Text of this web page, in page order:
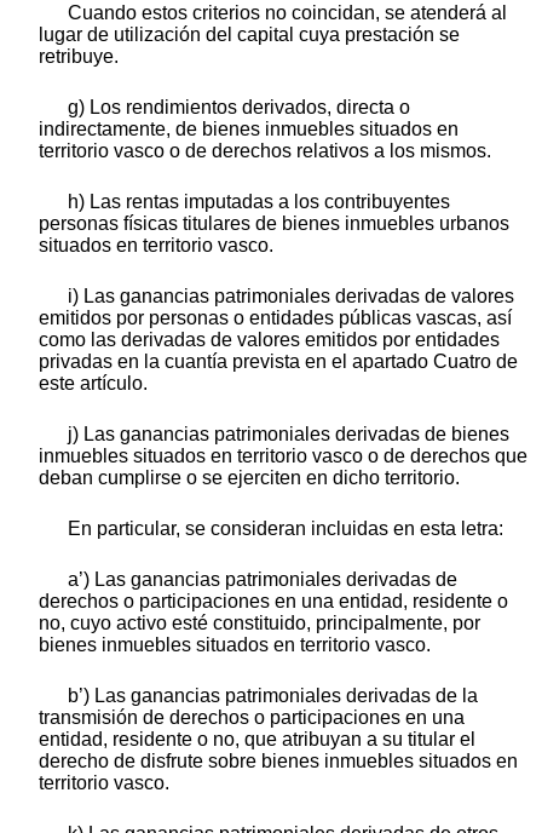
Cuando estos criterios no coincidan, se atenderá al
lugar de utilización del capital cuya prestación se
retribuye.
g) Los rendimientos derivados, directa o
indirectamente, de bienes inmuebles situados en
territorio vasco o de derechos relativos a los mismos.
h) Las rentas imputadas a los contribuyentes
personas físicas titulares de bienes inmuebles urbanos
situados en territorio vasco.
i) Las ganancias patrimoniales derivadas de valores
emitidos por personas o entidades públicas vascas, así
como las derivadas de valores emitidos por entidades
privadas en la cuantía prevista en el apartado Cuatro de
este artículo.
j) Las ganancias patrimoniales derivadas de bienes
inmuebles situados en territorio vasco o de derechos que
deban cumplirse o se ejerciten en dicho territorio.
En particular, se consideran incluidas en esta letra:
a’) Las ganancias patrimoniales derivadas de
derechos o participaciones en una entidad, residente o
no, cuyo activo esté constituido, principalmente, por
bienes inmuebles situados en territorio vasco.
b’) Las ganancias patrimoniales derivadas de la
transmisión de derechos o participaciones en una
entidad, residente o no, que atribuyan a su titular el
derecho de disfrute sobre bienes inmuebles situados en
territorio vasco.